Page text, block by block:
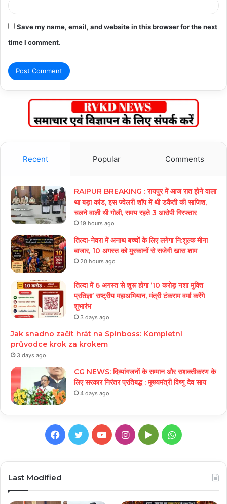
Save my name, email, and website in this browser for the next
time I comment.
Recent Popular Comments
RAIPUR BREAKING : रायपुर में आज रात होने वाला
था बड़ा कांड, इस ज्वेलरी शॉप में थी डकैती की साजिश,
चलने वाली थी गोली, समय रहते 3 आरोपी गिरफ्तार
19 hours ago
तिल्दा-नेवरा में अनाथ बच्चों के लिए लगेगा नि:शुल्क मीना
बाजार, 10 अगस्त को मुस्कानों से सजेगी खास शाम
20 hours ago
तिल्दा में 6 अगस्त से शुरू होगा ‘10 करोड़ नशा मुक्ति
प्रतिज्ञा’ राष्ट्रीय महाअभियान, मंत्री टंकराम वर्मा करेंगे
शुभारंभ
3 days ago
Jak snadno začít hrát na Spinboss: Kompletní
průvodce krok za krokem
3 days ago
CG NEWS: दिव्यांगजनों के सम्मान और सशक्तीकरण के
लिए सरकार निरंतर प्रतिबद्ध : मुख्यमंत्री विष्णु देव साय
4 days ago
Facebook
TwitterYouTubeInstagram
GoogleWhatsApp
Last Modified